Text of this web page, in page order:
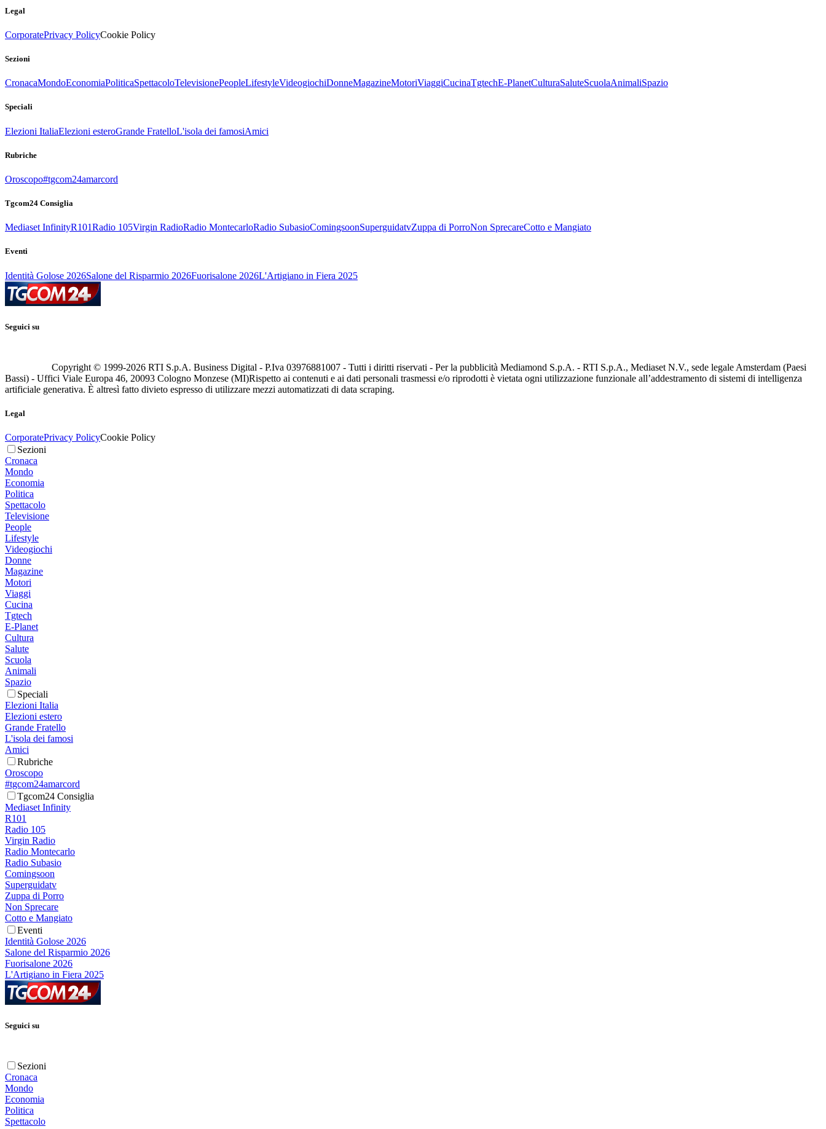
Legal
CorporatePrivacy PolicyCookie Policy
Sezioni
CronacaMondoEconomiaPoliticaSpettacoloTelevisionePeopleLifestyleVideogiochiDonneMagazineMotoriViaggiCucinaTgtechE-PlanetCulturaSaluteScuolaAnimaliSpazio
Speciali
Elezioni ItaliaElezioni esteroGrande FratelloL'isola dei famosiAmici
Rubriche
Oroscopo#tgcom24amarcord
Tgcom24 Consiglia
Mediaset InfinityR101Radio 105Virgin RadioRadio MontecarloRadio SubasioComingsoonSuperguidatvZuppa di PorroNon SprecareCotto e Mangiato
Eventi
Identità Golose 2026Salone del Risparmio 2026Fuorisalone 2026L'Artigiano in Fiera 2025
Seguici su
Copyright © 1999-2026 RTI S.p.A. Business Digital - P.Iva 03976881007 - Tutti i diritti riservati - Per la pubblicità Mediamond S.p.A. - RTI S.p.A., Mediaset N.V., sede legale Amsterdam (Paesi
Bassi) - Uffici Viale Europa 46, 20093 Cologno Monzese (MI)Rispetto ai contenuti e ai dati personali trasmessi e/o riprodotti è vietata ogni utilizzazione funzionale all’addestramento di sistemi di intelligenza
artificiale generativa. È altresì fatto divieto espresso di utilizzare mezzi automatizzati di data scraping.
Legal
CorporatePrivacy PolicyCookie Policy
Sezioni
Cronaca
Mondo
Economia
Politica
Spettacolo
Televisione
People
Lifestyle
Videogiochi
Donne
Magazine
Motori
Viaggi
Cucina
Tgtech
E-Planet
Cultura
Salute
Scuola
Animali
Spazio
Speciali
Elezioni Italia
Elezioni estero
Grande Fratello
L'isola dei famosi
Amici
Rubriche
Oroscopo
#tgcom24amarcord
Tgcom24 Consiglia
Mediaset Infinity
R101
Radio 105
Virgin Radio
Radio Montecarlo
Radio Subasio
Comingsoon
Superguidatv
Zuppa di Porro
Non Sprecare
Cotto e Mangiato
Eventi
Identità Golose 2026
Salone del Risparmio 2026
Fuorisalone 2026
L'Artigiano in Fiera 2025
Seguici su
Sezioni
Cronaca
Mondo
Economia
Politica
Spettacolo